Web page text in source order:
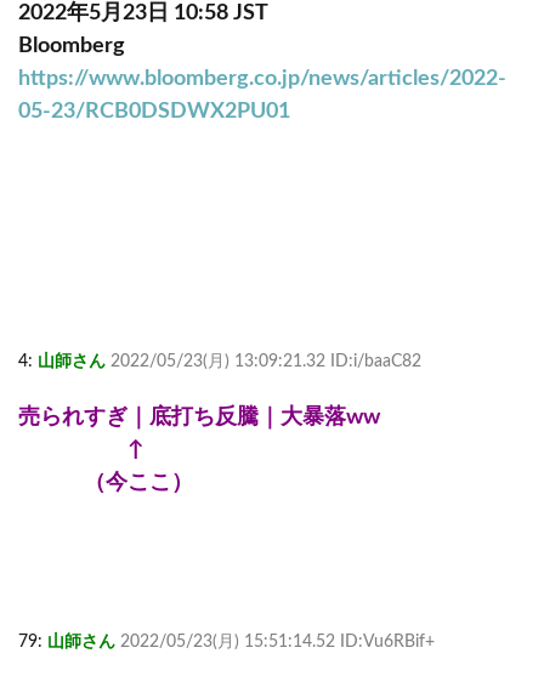
2022年5月23日 10:58 JST
Bloomberg
https://www.bloomberg.co.jp/news/articles/2022-
05-23/RCB0DSDWX2PU01
4: 山師さん 2022/05/23(月) 13:09:21.32 ID:i/baaC82
売られすぎ｜底打ち反騰｜大暴落ww
↑
（今ここ）
79: 山師さん 2022/05/23(月) 15:51:14.52 ID:Vu6RBif+